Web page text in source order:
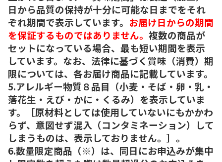
日から品質の保持が十分に可能な日までをそれ
ぞれ期間で表示しています。 お届け日からの期間
を保証するものではありません。 複数の商品が
セットになっている場合、最も短い期間を表示
しています。なお、法律に基づく賞味（消費）期
限については、各お届け商品に記載しています。
5.アレルギー物質８品目（小麦・そば・卵・乳・
落花生・えび・かに・くるみ）を表示していま
す。［原材料としては使用していないにもかかわ
らず、意図せず混入（コンタミネーション）して
しまうものは、表示しておりません。］。
6.数量限定商品（※）は、同日にお申込みが集中